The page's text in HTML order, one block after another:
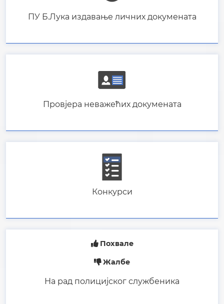
Конкурси
Похвале
На рад полицијског службеника
Јавне набавке